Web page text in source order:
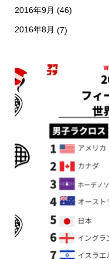
2016年9月 (46)
2016年8月 (7)